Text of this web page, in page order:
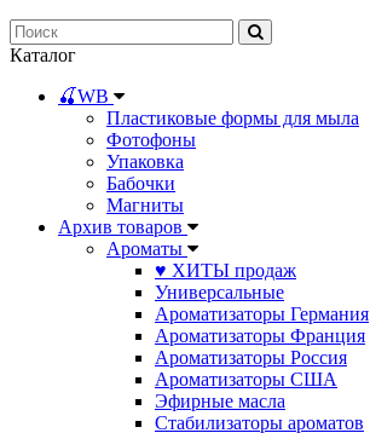
Каталог
🍒WB
Пластиковые формы для мыла
Фотофоны
Упаковка
Бабочки
Магниты
Архив товаров
Ароматы
♥ ХИТЫ продаж
Универсальные
Ароматизаторы Германия
Ароматизаторы Франция
Ароматизаторы Россия
Ароматизаторы США
Эфирные масла
Стабилизаторы ароматов